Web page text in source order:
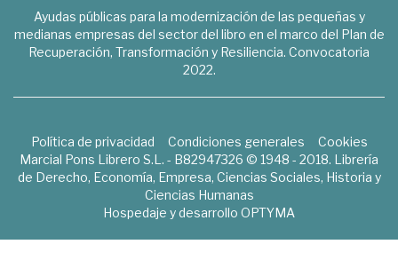
Ayudas públicas para la modernización de las pequeñas y
medianas empresas del sector del libro en el marco del Plan de
Recuperación, Transformación y Resiliencia. Convocatoria
2022.
Política de privacidad Condiciones generales
Cookies
Marcial Pons Librero S.L. - B82947326 © 1948 - 2018. Librería
de Derecho, Economía, Empresa, Ciencias Sociales, Historia y
Ciencias Humanas
Hospedaje y desarrollo OPTYMA